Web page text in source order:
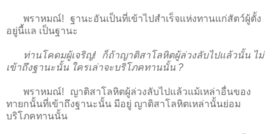
พราหมณ์! ฐานะอันเป็นที่เข้าไปสำเร็จแห่งทานแก่สัตว์ผู้ตั้ง
อยู่นี้แล เป็นฐานะ
ท่านโคดมผู้เจริญ! ก็ถ้าญาติสาโลหิตผู้ล่วงลับไปแล้วนั้น ไม่
เข้าถึงฐานะนั้น ใครเล่าจะบริโภคทานนั้น ?
พราหมณ์! ญาติสาโลหิตผู้ล่วงลับไปแล้วแม้เหล่าอื่นของ
ทายกนั้นที่เข้าถึงฐานะนั้น มีอยู่ ญาติสาโลหิตเหล่านั้นย่อม
บริโภคทานนั้น